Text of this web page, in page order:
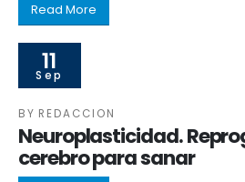
Read More
11
Sep
BY REDACCION
Neuroplasticidad.
cerebro para sanar